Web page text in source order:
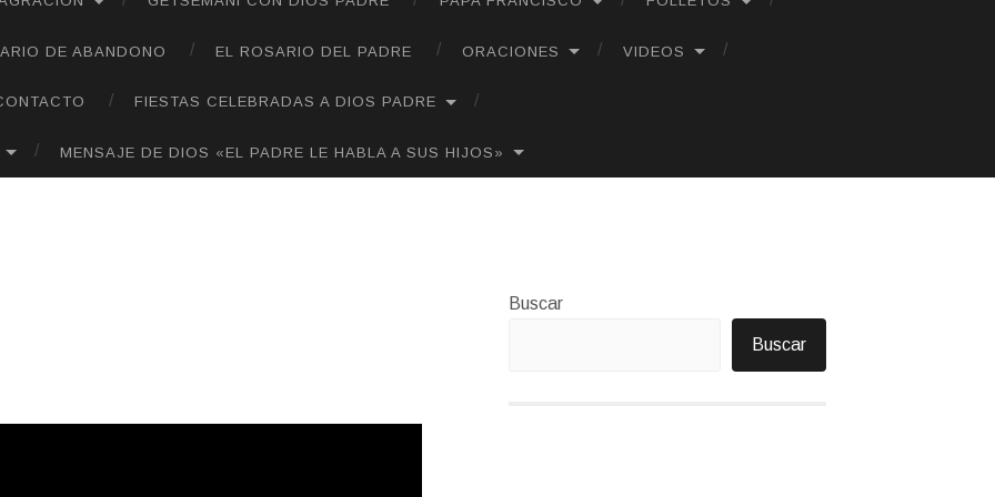
DE ABANDONO EL ROSARIO DEL PADRE ORACIONES VIDEOS
FIESTAS CELEBRADAS A DIOS PADRE
MENSAJE DE DIOS «EL PADRE LE HABLA A SUS HIJOS»
Buscar
Buscar